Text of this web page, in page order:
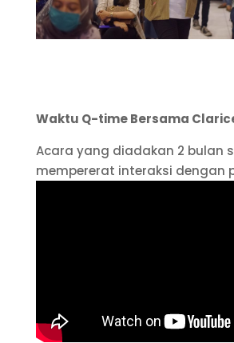
Waktu Q-time Bersama
Acara yang diadakan 2 bulan
mempererat interaksi dengan